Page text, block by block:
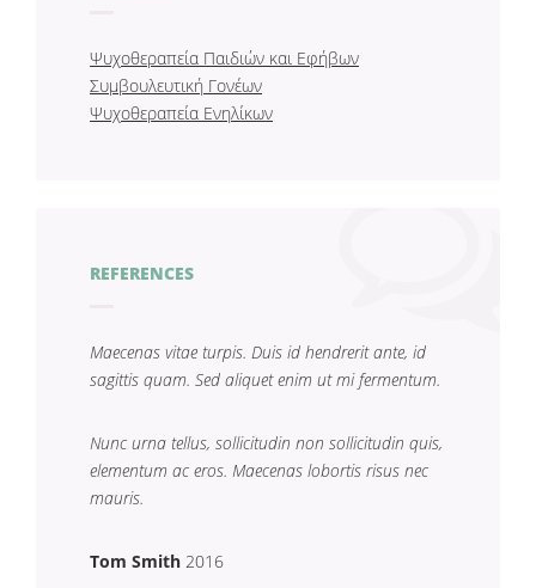
Ψυχοθεραπεία Παιδιών και Εφήβων
Συμβουλευτική Γονέων
Ψυχοθεραπεία Ενηλίκων
REFERENCES
Maecenas vitae turpis. Duis id hendrerit ante, id
sagittis quam. Sed aliquet enim ut mi fermentum.
Nunc urna tellus, sollicitudin non sollicitudin quis,
elementum ac eros. Maecenas lobortis risus nec
mauris.
Tom Smith 2016